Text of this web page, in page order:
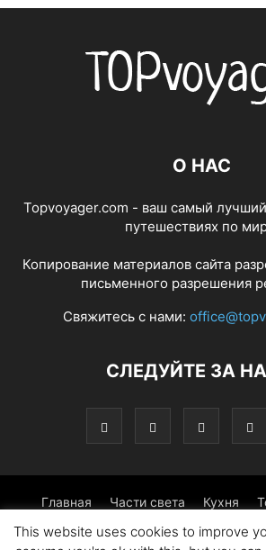
О НАС
Topvoyager.com - ваш самый
путешествиях по
Копирование материалов сайта
письменного разрешения
Свяжитесь с нами:
СЛЕДУЙТЕ ЗА
Главная Части света Кухня
Фотопрогулка Традиции
This website uses cookies to improve